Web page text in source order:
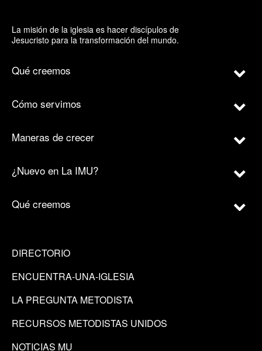
La misión de la iglesia es hacer discípulos de
Jesucristo para la transformación del mundo.
Qué creemos
Cómo servimos
Maneras de crecer
¿Nuevo en La IMU?
Qué creemos
DIRECTORIO
ENCUENTRA-UNA-IGLESIA
LA PREGUNTA METODISTA
RECURSOS METODISTAS UNIDOS
NOTICIAS MU